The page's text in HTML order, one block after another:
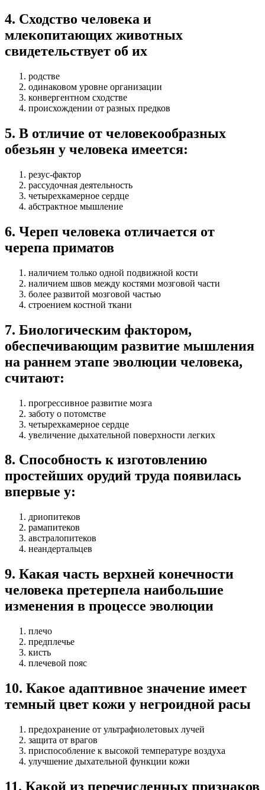
4. Сходство человека и
млекопитающих животных
свидетельствует об их
родстве
одинаковом уровне организации
конвергентном сходстве
происхождении от разных предков
5. В отличие от человекообразных
обезьян у человека имеется:
резус-фактор
рассудочная деятельность
четырехкамерное сердце
абстрактное мышление
6. Череп человека отличается от
черепа приматов
наличием только одной подвижной кости
наличием швов между костями мозговой части
более развитой мозговой частью
строением костной ткани
7. Биологическим фактором,
обеспечивающим развитие мышления
на раннем этапе эволюции человека,
считают:
прогрессивное развитие мозга
заботу о потомстве
четырехкамерное сердце
увеличение дыхательной поверхности легких
8. Способность к изготовлению
простейших орудий труда появилась
впервые у:
дриопитеков
рамапитеков
австралопитеков
неандертальцев
9. Какая часть верхней конечности
человека претерпела наибольшие
изменения в процессе эволюции
плечо
предплечье
кисть
плечевой пояс
10. Какое адаптивное значение имеет
темный цвет кожи у негроидной расы
предохранение от ультрафиолетовых лучей
защита от врагов
приспособление к высокой температуре воздуха
улучшение дыхательной функции кожи
11. Какой из перечисленных признаков